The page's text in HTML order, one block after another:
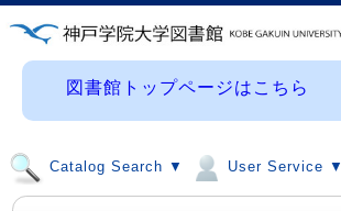
図書館トップページはこちら
Catalog Search ▼ User Service ▼